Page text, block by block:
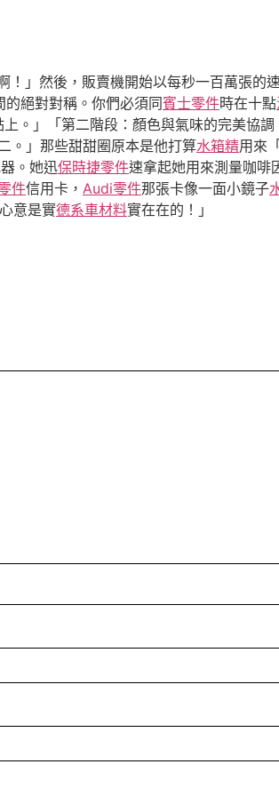
！」然後，販賣機開始以每秒一百萬張的
的絕對對稱。你們必須同賓士零件時在十點
。」「第二階段：顏色與氣味的完美協調
。」那些甜甜圈原本是他打算水箱精用來
。她迅保時捷零件速拿起她用來測量咖啡
件信用卡， Audi零件那張卡像一面小鏡子
意是實德系車材料實在在的！」